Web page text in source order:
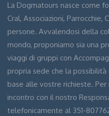
La Dogmatours nasce come
Cral, Associazioni, Parrocchie,
persone. Avvalendosi della
mondo, proponiamo sia una
viaggi di gruppi con
propria sede che la
base alle vostre richieste.
incontro con il nostro
telefonicamente al 351-